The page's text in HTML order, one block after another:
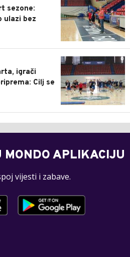
sezone:
ulazi bez
0
igrači
Cilj se
MONDO APLIKACIJU
vijesti i zabave.